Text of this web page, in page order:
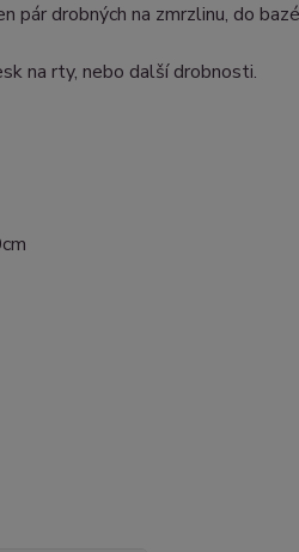
drobných na zmrzlinu, do
na rty, nebo další drobnosti.